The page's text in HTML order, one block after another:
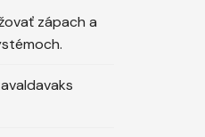
zápach a